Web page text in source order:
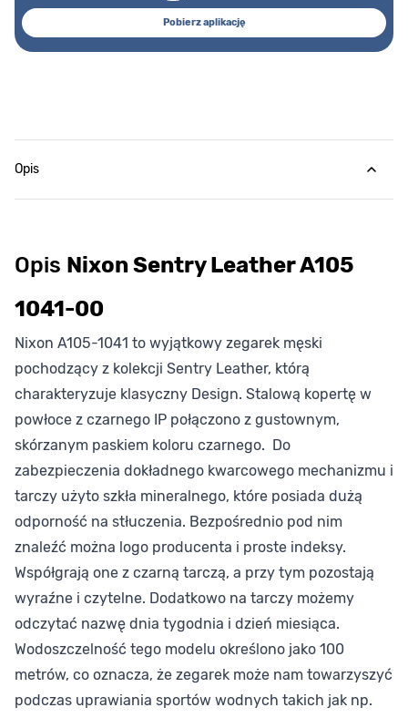
Pobierz aplikację
Opis
Opis Nixon Sentry Leather A105
1041-00
Nixon A105-1041 to wyjątkowy zegarek męski
pochodzący z kolekcji Sentry Leather, którą
charakteryzuje klasyczny Design. Stalową kopertę w
powłoce z czarnego IP połączono z gustownym,
skórzanym paskiem koloru czarnego. Do
zabezpieczenia dokładnego kwarcowego mechanizmu i
tarczy użyto szkła mineralnego, które posiada dużą
odporność na stłuczenia. Bezpośrednio pod nim
znaleźć można logo producenta i proste indeksy.
Współgrają one z czarną tarczą, a przy tym pozostają
wyraźne i czytelne. Dodatkowo na tarczy możemy
odczytać nazwę dnia tygodnia i dzień miesiąca.
Wodoszczelność tego modelu określono jako 100
metrów, co oznacza, że zegarek może nam towarzyszyć
podczas uprawiania sportów wodnych takich jak np.